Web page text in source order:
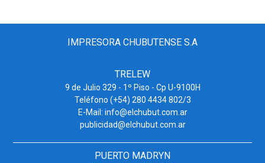
IMPRESORA CHUBUTENSE S.A
TRELEW
9 de Julio 329 - 1º Piso - Cp U-9100H
Teléfono (+54) 280 4434 802/3
E-Mail: info@elchubut.com.ar
publicidad@elchubut.com.ar
PUERTO MADRYN